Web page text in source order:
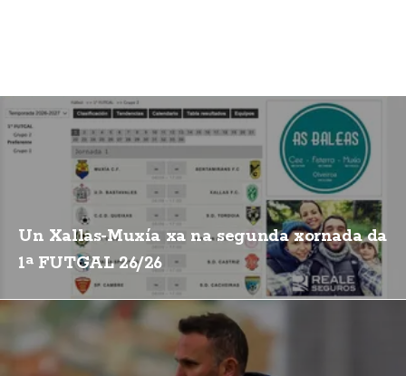
Un Xallas-Muxía xa na segunda xornada da
1ª FUTGAL 26/26